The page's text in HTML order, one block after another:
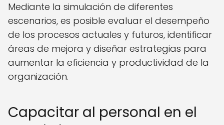
Mediante la simulación de diferentes
escenarios, es posible evaluar el desempeño
de los procesos actuales y futuros, identificar
áreas de mejora y diseñar estrategias para
aumentar la eficiencia y productividad de la
organización.
Capacitar al personal en el